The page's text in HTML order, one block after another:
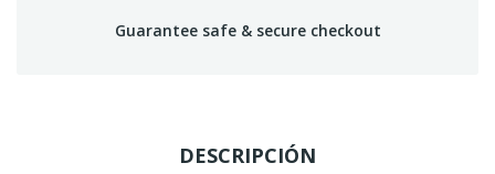
Guarantee safe & secure checkout
DESCRIPCIÓN